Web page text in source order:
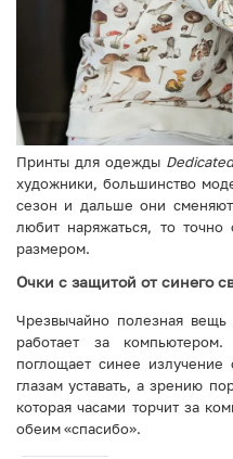
Принты для одежды
художники, большинство
сезон и дальше они
любит наряжаться, то точно
размером.
Очки с защитой от синего
Чрезвычайно полезная
работает за
поглощает синее
глазам уставать, а зрению
которая часами торчит за
обеим «спасибо».